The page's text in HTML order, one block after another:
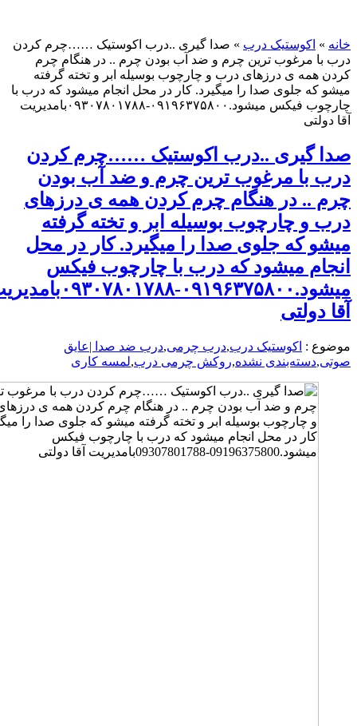
اکوستیک درب» صدا گیری ..درب اکوستیک ……چرم کردن
مرغوب ترین چرم و ضد آب بودن چرم .. در هنگام چرم
ی درزهای درب و چارچوب بوسیله ابر و تخته گرفته
جلوی صدا را میگیرد. کار در محل انجام میشود که درب با
چارچوب فیکس میشود.۰۹۱۹۶۳۷۵۸۰۰-۰۹۳۰۷۸۰۱۷۸۸بامدیریت
گیری ..درب اکوستیک ……چرم کردن
مرغوب ترین چرم و ضد آب بودن
در هنگام چرم کردن همه ی درزهای
چارچوب بوسیله ابر و تخته گرفته
که جلوی صدا را میگیرد. کار در محل
میشود که درب با چارچوب فیکس
میشود.۰۹۱۹۶۳۷۵۸۰۰-۰۹۳۰۷۸۰۱۷۸۸بامدیریت
:اکوستیک درب,درب چرمی, درب ضد صدا |عایق
دسته‌بندی نشده,روکش چرمی درب,لمسه کاری